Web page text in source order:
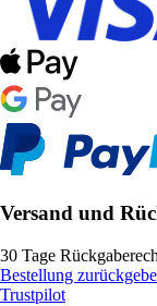
Versand und
30 Tage
Bestellung
Trustpilot